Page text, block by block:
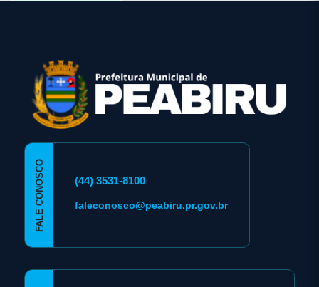
FALE CONOSCO (44) 3531-8100
faleconosco@peabiru.pr.gov.br